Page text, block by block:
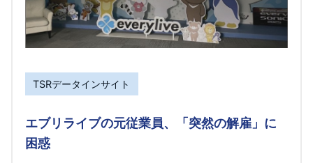
TSRデータインサイト
エブリライブの元従業員、「突然の解雇」に
困惑